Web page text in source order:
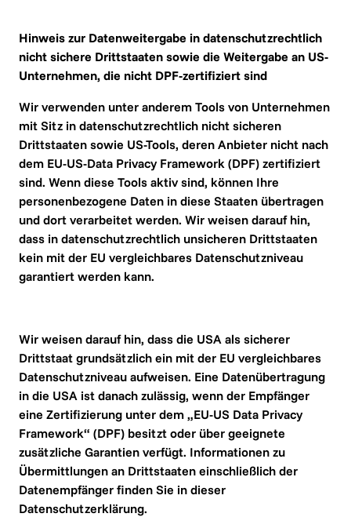
Hinweis zur Datenweitergabe in datenschutzrechtlich
nicht sichere Drittstaaten sowie die Weitergabe an US-
Unternehmen, die nicht DPF-zertifiziert sind
Wir verwenden unter anderem Tools von Unternehmen
mit Sitz in datenschutzrechtlich nicht sicheren
Drittstaaten sowie US-Tools, deren Anbieter nicht nach
dem EU-US-Data Privacy Framework (DPF) zertifiziert
sind. Wenn diese Tools aktiv sind, können Ihre
personenbezogene Daten in diese Staaten übertragen
und dort verarbeitet werden. Wir weisen darauf hin,
dass in datenschutzrechtlich unsicheren Drittstaaten
kein mit der EU vergleichbares Datenschutzniveau
garantiert werden kann.
Wir weisen darauf hin, dass die USA als sicherer
Drittstaat grundsätzlich ein mit der EU vergleichbares
Datenschutzniveau aufweisen. Eine Datenübertragung
in die USA ist danach zulässig, wenn der Empfänger
eine Zertifizierung unter dem „EU-US Data Privacy
Framework“ (DPF) besitzt oder über geeignete
zusätzliche Garantien verfügt. Informationen zu
Übermittlungen an Drittstaaten einschließlich der
Datenempfänger finden Sie in dieser
Datenschutzerklärung.